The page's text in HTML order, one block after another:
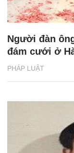
PHÁP LUẬT
Người đàn
đám cưới ở